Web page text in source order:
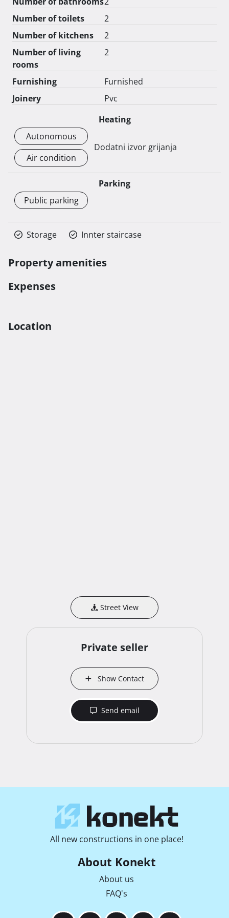
- može se osigurati pristup invalidima i teže pokretnim
osobama
- kupnja izravno od vlasnika
Vezano uz razgledavanje, molim kontaktirati me
pozivom na broj: +385 98 1630845. Na poruke ne
odgovaram.
Number of toilets
2
Number of kitchens
2
Number of living
rooms
2
Furnishing
Furnished
Joinery
Pvc
Heating
Autonomous
Air condition
Dodatni izvor grijanja
Parking
Public parking
Storage Innter staircase
Property amenities
Expenses
Location
Street View
Private seller
Show Contact
Send email
All new constructions in one place!
About Konekt
About us
FAQ's